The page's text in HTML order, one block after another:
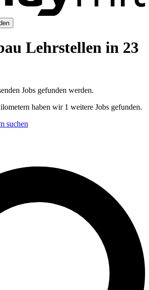
Lehrstellen in 23
Jobs gefunden werden.
haben wir 1 weitere Jobs gefunden.
suchen